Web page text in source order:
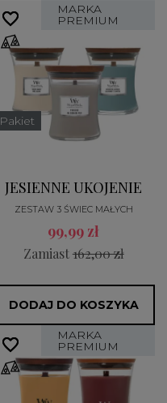
MARKA
PREMIUM
Pakiet
JESIENNE UKOJENIE
ZESTAW 3 ŚWIEC MAŁYCH
99,99 zł
Zamiast162,00 zł
DODAJ DO KOSZYKA
favorite_border
favorite_border
MARKA
PREMIUM
favorite_border
favorite_border